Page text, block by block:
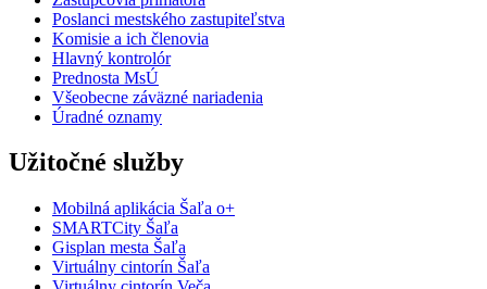
Poslanci mestského zastupiteľstva
Komisie a ich členovia
Hlavný kontrolór
Prednosta MsÚ
Všeobecne záväzné nariadenia
Úradné oznamy
Užitočné služby
Mobilná aplikácia Šaľa o+
SMARTCity Šaľa
Gisplan mesta Šaľa
Virtuálny cintorín Šaľa